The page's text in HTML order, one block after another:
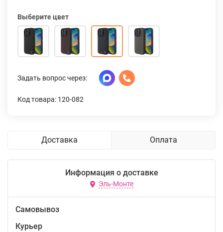
Выберите цвет
Задать вопрос через:
Код товара: 120-082
Доставка Оплата
Информация о доставке
Эль-Монте
Самовывоз
Курьер